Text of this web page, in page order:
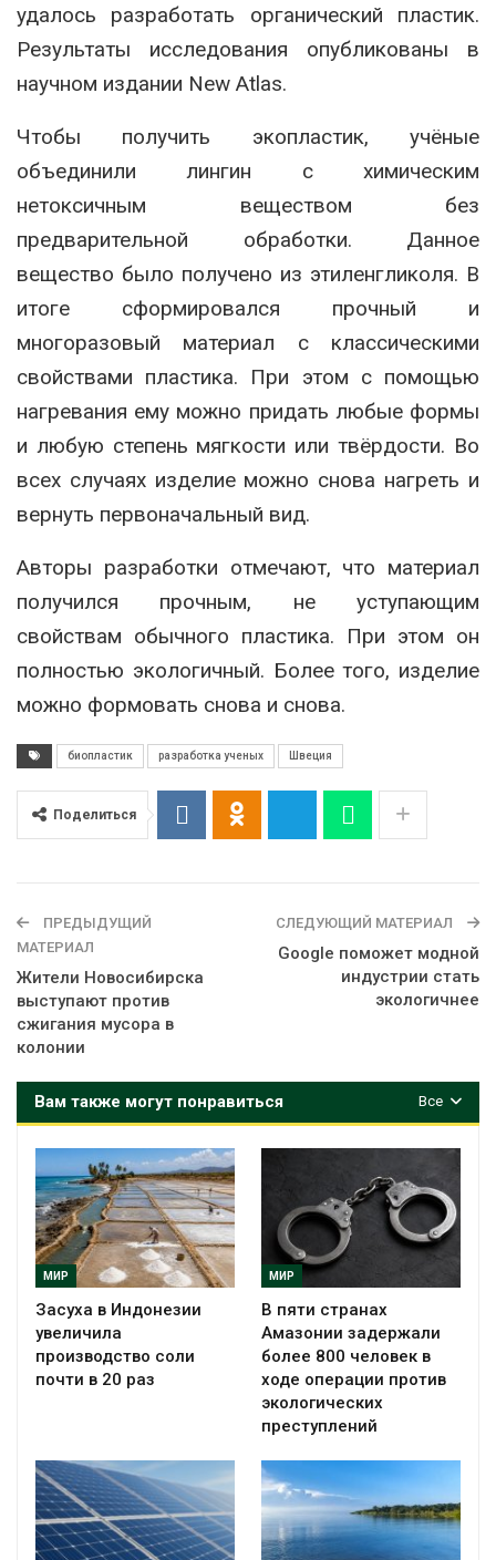
удалось разработать органический пластик.
Результаты исследования опубликованы в
научном издании New Atlas.
Чтобы получить экопластик, учёные
объединили лингин с химическим
нетоксичным веществом без
предварительной обработки. Данное
вещество было получено из этиленгликоля. В
итоге сформировался прочный и
многоразовый материал с классическими
свойствами пластика. При этом с помощью
нагревания ему можно придать любые формы
и любую степень мягкости или твёрдости. Во
всех случаях изделие можно снова нагреть и
вернуть первоначальный вид.
Авторы разработки отмечают, что материал
получился прочным, не уступающим
свойствам обычного пластика. При этом он
полностью экологичный. Более того, изделие
можно формовать снова и снова.
биопластик разработка ученых Швеция
Поделиться
ПРЕДЫДУЩИЙ
МАТЕРИАЛ
Жители Новосибирска
выступают против
сжигания мусора в
колонии
СЛЕДУЮЩИЙ МАТЕРИАЛ
Google поможет модной
индустрии стать
экологичнее
Все
Вам также могут понравиться
МИР
Засуха в Индонезии
увеличила
производство соли
почти в 20 раз
МИР
В пяти странах
Амазонии задержали
более 800 человек в
ходе операции против
экологических
преступлений